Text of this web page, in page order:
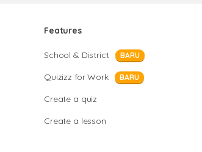
Features
School & District BARU
Quizizz for Work BARU
Create a quiz
Create a lesson